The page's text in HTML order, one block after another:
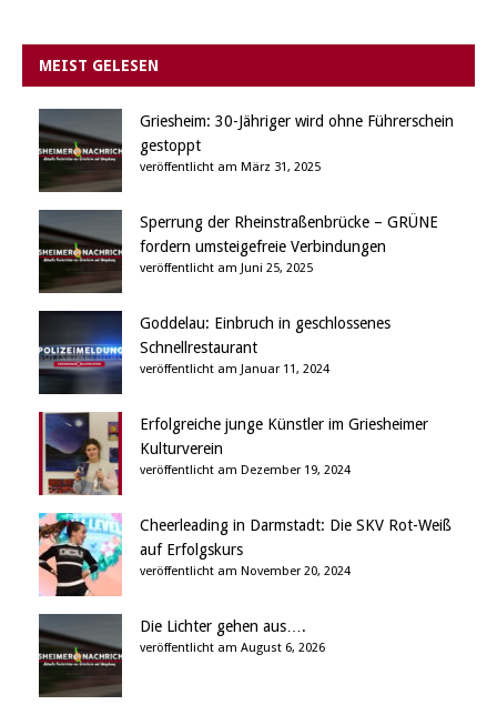
MEIST GELESEN
Griesheim: 30-Jähriger wird ohne Führerschein
gestoppt
veröffentlicht am März 31, 2025
Sperrung der Rheinstraßenbrücke – GRÜNE
fordern umsteigefreie Verbindungen
veröffentlicht am Juni 25, 2025
Goddelau: Einbruch in geschlossenes
Schnellrestaurant
veröffentlicht am Januar 11, 2024
Erfolgreiche junge Künstler im Griesheimer
Kulturverein
veröffentlicht am Dezember 19, 2024
Cheerleading in Darmstadt: Die SKV Rot-Weiß
auf Erfolgskurs
veröffentlicht am November 20, 2024
Die Lichter gehen aus….
veröffentlicht am August 6, 2026